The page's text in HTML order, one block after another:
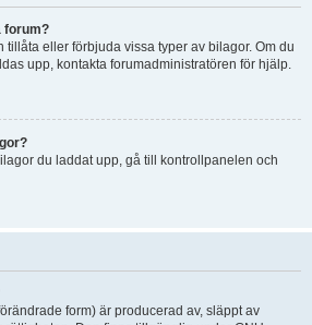
forum?
tillåta eller förbjuda vissa typer av bilagor. Om du
upp, kontakta forumadministratören för hjälp.
du laddat upp, gå till kontrollpanelen och
form) är producerad av, släppt av